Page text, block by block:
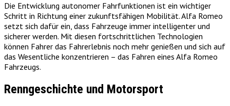
Die Entwicklung autonomer Fahrfunktionen ist ein wichtiger
Schritt in Richtung einer zukunftsfähigen Mobilität. Alfa Romeo
setzt sich dafür ein, dass Fahrzeuge immer intelligenter und
sicherer werden. Mit diesen fortschrittlichen Technologien
können Fahrer das Fahrerlebnis noch mehr genießen und sich auf
das Wesentliche konzentrieren – das Fahren eines Alfa Romeo
Fahrzeugs.
Renngeschichte und Motorsport